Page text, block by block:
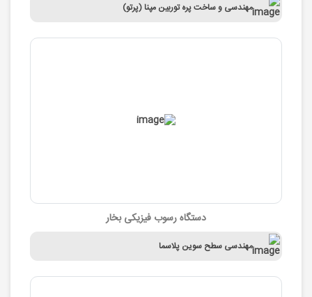
مهندسی و ساخت پره توربین مپنا (پرتو)
دستگاه رسوب فیزیکی بخار
مهندسی سطح سوین پلاسما